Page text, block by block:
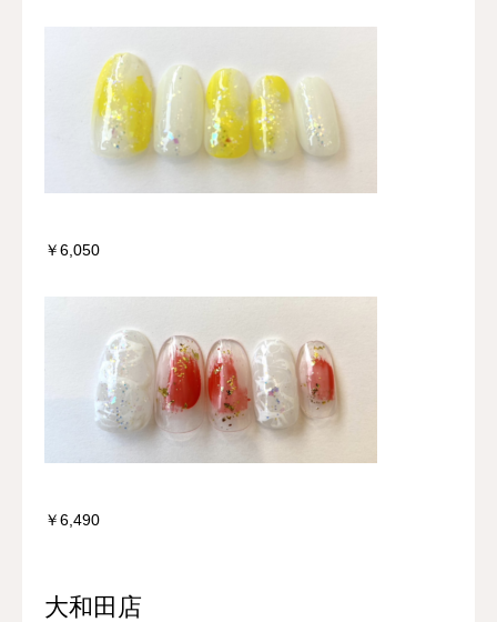
￥6,050
￥6,490
大和田店